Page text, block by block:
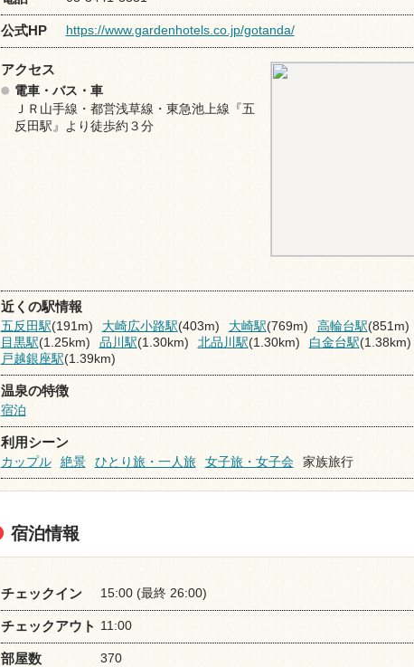
公式HP https://www.gardenhotels.co.jp/gotanda/
アクセス
電車・バス・車
ＪＲ山手線・都営浅草線・東急池上線『五
反田駅』より徒歩約３分
近くの駅情報
五反田駅(191m) 大崎広小路駅(403m) 大崎駅(769m) 高輪台駅(851m)
目黒駅(1.25km) 品川駅(1.30km) 北品川駅(1.30km) 白金台駅(1.38km)
戸越銀座駅(1.39km)
温泉の特徴
宿泊
利用シーン
カップル
絶景 ひとり旅・一人旅 女子旅・女子会 家族旅行
宿泊情報
チェックイン 15:00 (最終 26:00)
チェックアウト 11:00
部屋数 370